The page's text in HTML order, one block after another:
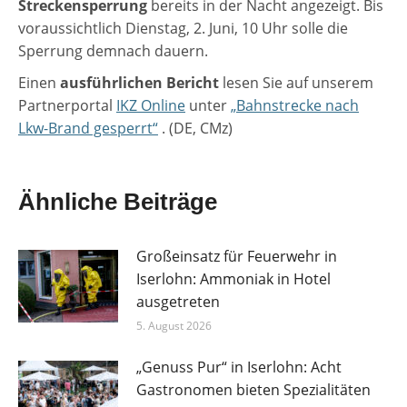
Streckensperrung bereits in der Nacht angezeigt. Bis
voraussichtlich Dienstag, 2. Juni, 10 Uhr solle die
Sperrung demnach dauern.
Einen ausführlichen Bericht lesen Sie auf unserem
Partnerportal IKZ Online unter„Bahnstrecke nach
Lkw-Brand gesperrt“ . (DE, CMz)
Ähnliche Beiträge
Großeinsatz für Feuerwehr in
Iserlohn: Ammoniak in Hotel
ausgetreten
5. August 2026
„Genuss Pur“ in Iserlohn: Acht
Gastronomen bieten Spezialitäten